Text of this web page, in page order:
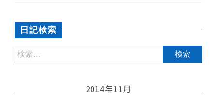
日記検索
2014年11月